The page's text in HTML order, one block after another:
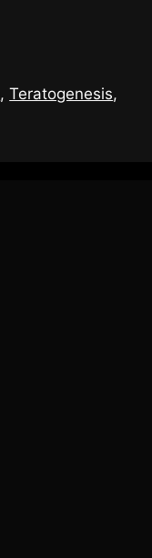
,Teratogenesis,